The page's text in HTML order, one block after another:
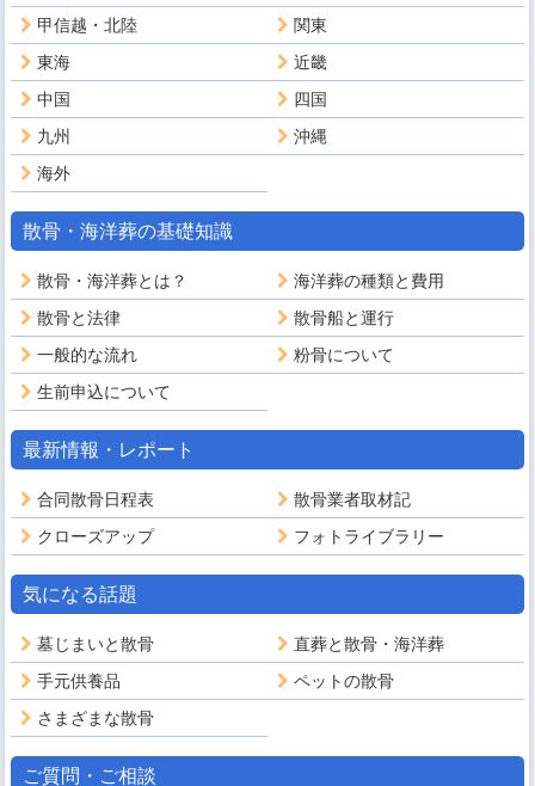
甲信越・北陸
関東
東海
近畿
中国
四国
九州
沖縄
海外
散骨・海洋葬の基礎知識
散骨・海洋葬とは？
海洋葬の種類と費用
散骨と法律
散骨船と運行
一般的な流れ
粉骨について
生前申込について
最新情報・レポート
合同散骨日程表
散骨業者取材記
クローズアップ
フォトライブラリー
気になる話題
墓じまいと散骨
直葬と散骨・海洋葬
手元供養品
ペットの散骨
さまざまな散骨
ご質問・ご相談